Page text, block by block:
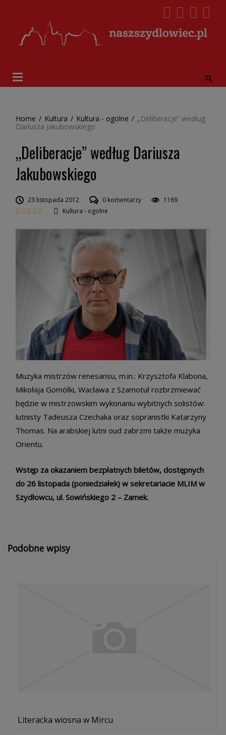
Home / Kultura / Kultura - ogolne / „Deliberacje” według
Dariusza Jakubowskiego
„Deliberacje” według Dariusza
Jakubowskiego
23 listopada 2012 0 komentarzy
1169
Kultura - ogolne
Muzyka mistrzów renesansu, m.in.: Krzysztofa Klabona,
Mikołaja Gomółki, Wacława z Szamotuł rozbrzmiewać
będzie w mistrzowskim wykonaniu wybitnych solistów:
lutnisty Tadeusza Czechaka oraz sopranistki Katarzyny
Thomas. Na arabskiej lutni oud zabrzmi także muzyka
Orientu.
Wstęp za okazaniem bezpłatnych biletów, dostępnych
do 26 listopada (poniedziałek) w sekretariacie MLIM w
Szydłowcu, ul. Sowińskiego 2 – Zamek.
Podobne wpisy
Literacka wiosna w Mircu